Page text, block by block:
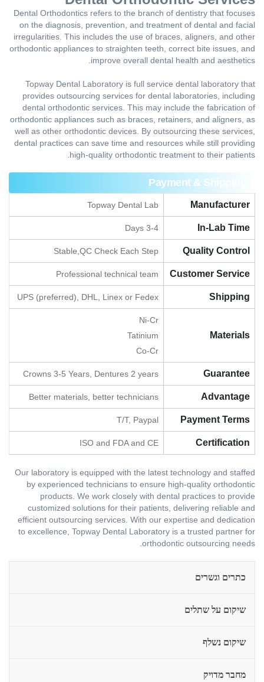
כתרים וגשרים
שיקום על שתלים
שיקום נשלף
מחבר מדויק
Dental Orthodontics refers to the branch of dentistry that focuses
on the diagnosis, prevention, and treatment of dental and facial
irregularities. This includes the use of braces, aligners, and other
orthodontic appliances to straighten teeth, correct bite issues, and
improve overall dental health and aesthetics.
Topway Dental Laboratory is full service dental laboratory that
provides outsourcing services for dental laboratories, including
dental orthodontic services. This may include the fabrication of
orthodontic appliances such as braces, retainers, and aligners, as
well as other orthodontic devices. By outsourcing these services,
dental practices can save time and resources while still providing
high-quality orthodontic treatment to their patients.
Payment & Shipping
Manufacturer
Topway Dental Lab
In-Lab Time
3-4 Days
Quality Control
Stable,QC Check Each Step
Customer Service
Professional technical team
Shipping
UPS (preferred), DHL, Linex or Fedex
Materials
Ni-Cr
Tatinium
Co-Cr
Guarantee
Crowns 3-5 Years, Dentures 2 years
Advantage
Better materials, better technicians
Payment Terms
T/T, Paypal
Certification
ISO and FDA and CE
Our laboratory is equipped with the latest technology and staffed
by experienced technicians to ensure high-quality orthodontic
products. We work closely with dental practices to provide
customized solutions for their patients, delivering reliable and
efficient outsourcing services. With our expertise and dedication
to excellence, Topway Dental Laboratory is a trusted partner for
orthodontic outsourcing needs.